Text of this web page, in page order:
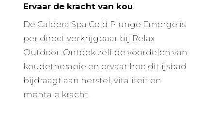
Ervaar de kracht van kou
De Caldera Spa Cold Plunge Emerge is
per direct verkrijgbaar bij Relax
Outdoor. Ontdek zelf de voordelen van
koudetherapie en ervaar hoe dit ijsbad
bijdraagt aan herstel, vitaliteit en
mentale kracht.